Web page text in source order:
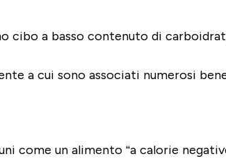
a basso contenuto di
a cui sono associati numerosi
come un alimento “a calorie